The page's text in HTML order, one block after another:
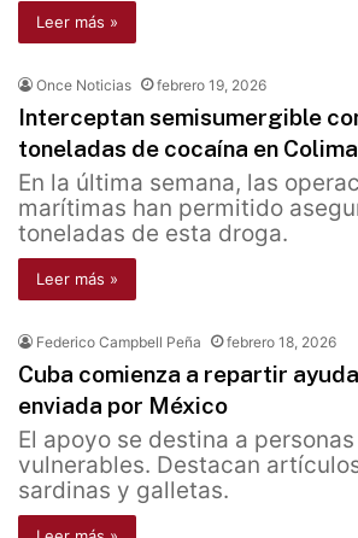
Leer más »
Once Noticias febrero 19, 2026
Interceptan semisumergible
toneladas de cocaína en Colima
En la última semana, las
marítimas han permitido
toneladas de esta droga.
Leer más »
Federico Campbell Peña febrero 18, 2026
Cuba comienza a repartir
enviada por México
El apoyo se destina a
vulnerables. Destacan
sardinas y galletas.